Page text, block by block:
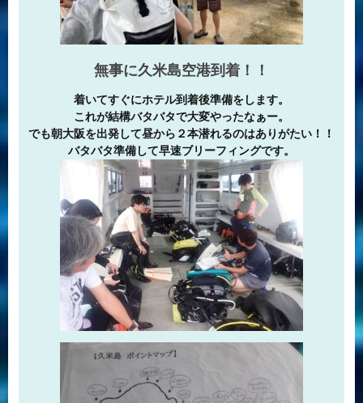
無事に久米島空港到着！！
着いてすぐにホテル到着後準備をします。
これが結構バタバタで大変やったなぁー。
でも朝大阪を出発して昼から２本潜れるのはありがたい！！
バタバタ準備して早速ブリーフィングです。